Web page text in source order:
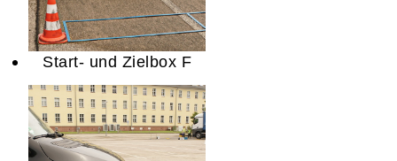
Start- und Zielbox F